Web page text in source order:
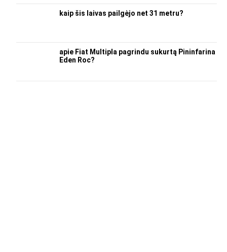
kaip šis laivas pailgėjo net 31 metru?
apie Fiat Multipla pagrindu sukurtą Pininfarina
Eden Roc?